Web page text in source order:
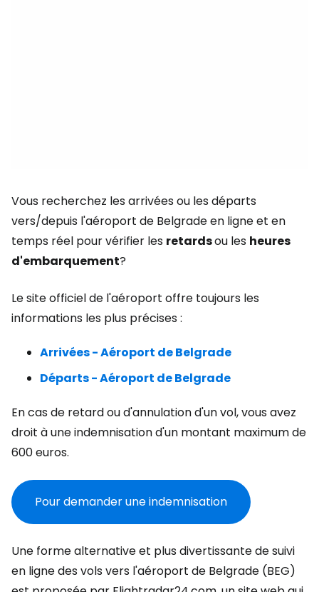
Vous recherchez les arrivées ou les départs
vers/depuis l'aéroport de Belgrade en ligne et en
temps réel pour vérifier les retardsou les heures
d'embarquement?
Le site officiel de l'aéroport offre toujours les
informations les plus précises :
Arrivées - Aéroport de Belgrade
Départs - Aéroport de Belgrade
En cas de retard ou d'annulation d'un vol, vous avez
droit à une indemnisation d'un montant maximum de
600 euros.
Pour demander une indemnisation
Une forme alternative et plus divertissante de suivi
en ligne des vols vers l'aéroport de Belgrade (BEG)